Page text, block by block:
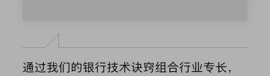
通过我们的银行技术诀窍组合行业专长，